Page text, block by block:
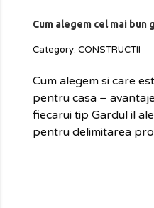
Cum alegem cel mai bun
Category: CONSTRUCTII
Cum alegem si care
pentru casa –
fiecarui tip Gardul il
pentru delimitarea